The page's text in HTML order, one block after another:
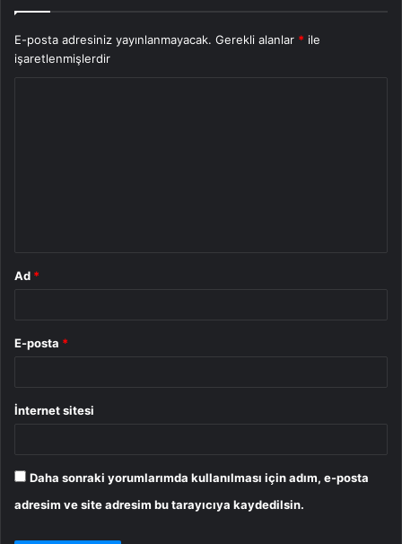
E-posta adresiniz yayınlanmayacak. Gerekli alanlar * ile
işaretlenmişlerdir
Ad *
E-posta *
İnternet sitesi
Daha sonraki yorumlarımda kullanılması için adım, e-posta
adresim ve site adresim bu tarayıcıya kaydedilsin.